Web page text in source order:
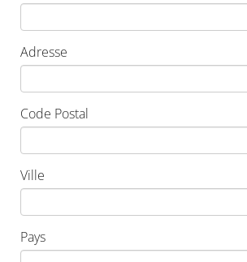
Adresse
Code Postal
Ville
Pays